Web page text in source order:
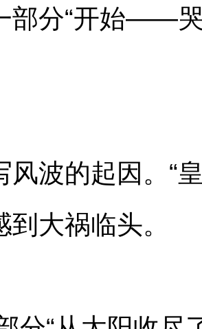
分“开始——哭
的起因。“皇
大祸临头。